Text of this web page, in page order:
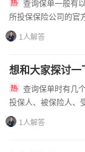
所投保保险公司的官
块，按照提示输入相
1人解答
想和大家探讨一
投保人、被保险人、
息错误，可能会在理
1人解答